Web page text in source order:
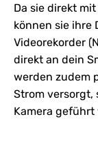
Da sie direkt
können sie ihre
Videorekorder
direkt an dein
werden zudem
Strom versorgt,
Kamera geführt